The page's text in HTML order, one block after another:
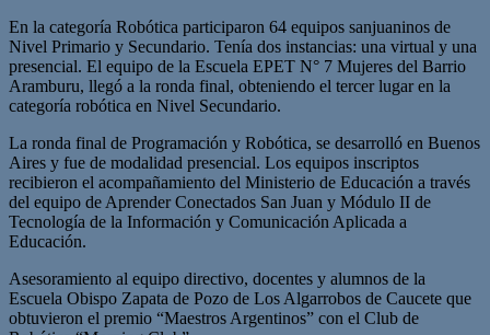
En la categoría Robótica participaron 64 equipos sanjuaninos de
Nivel Primario y Secundario. Tenía dos instancias: una virtual y una
presencial. El equipo de la Escuela EPET N° 7 Mujeres del Barrio
Aramburu, llegó a la ronda final, obteniendo el tercer lugar en la
categoría robótica en Nivel Secundario.
La ronda final de Programación y Robótica, se desarrolló en Buenos
Aires y fue de modalidad presencial. Los equipos inscriptos
recibieron el acompañamiento del Ministerio de Educación a través
del equipo de Aprender Conectados San Juan y Módulo II de
Tecnología de la Información y Comunicación Aplicada a
Educación.
Asesoramiento al equipo directivo, docentes y alumnos de la
Escuela Obispo Zapata de Pozo de Los Algarrobos de Caucete que
obtuvieron el premio “Maestros Argentinos” con el Club de